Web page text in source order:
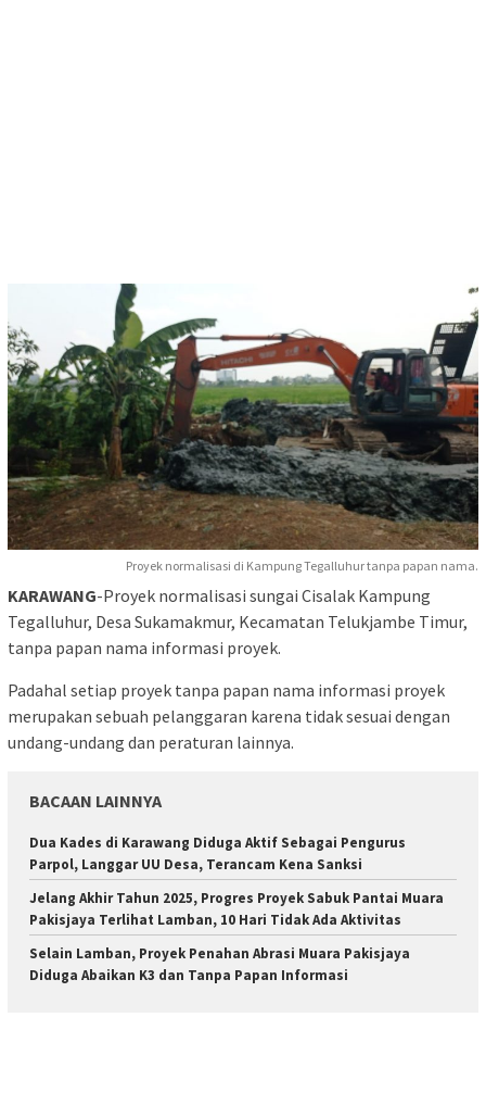
Proyek normalisasi di Kampung Tegalluhur tanpa papan nama.
KARAWANG-Proyek normalisasi sungai Cisalak Kampung
Tegalluhur, Desa Sukamakmur, Kecamatan Telukjambe Timur,
tanpa papan nama informasi proyek.
Padahal setiap proyek tanpa papan nama informasi proyek
merupakan sebuah pelanggaran karena tidak sesuai dengan
undang-undang dan peraturan lainnya.
BACAAN LAINNYA
Dua Kades di Karawang Diduga Aktif Sebagai Pengurus
Parpol, Langgar UU Desa, Terancam Kena Sanksi
Jelang Akhir Tahun 2025, Progres Proyek Sabuk Pantai Muara
Pakisjaya Terlihat Lamban, 10 Hari Tidak Ada Aktivitas
Selain Lamban, Proyek Penahan Abrasi Muara Pakisjaya
Diduga Abaikan K3 dan Tanpa Papan Informasi